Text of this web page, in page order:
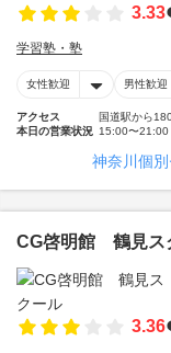
3.33
学習塾・塾
女性歓迎 男性歓迎
アクセス
国道駅から
本日の営業状況 15:00〜21:00
神奈川個
CG啓明館 鶴見ス
3.36